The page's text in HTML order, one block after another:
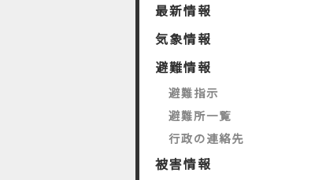
最新情報
気象情報
避難情報
避難指示
避難所一覧
行政の連絡先
被害情報